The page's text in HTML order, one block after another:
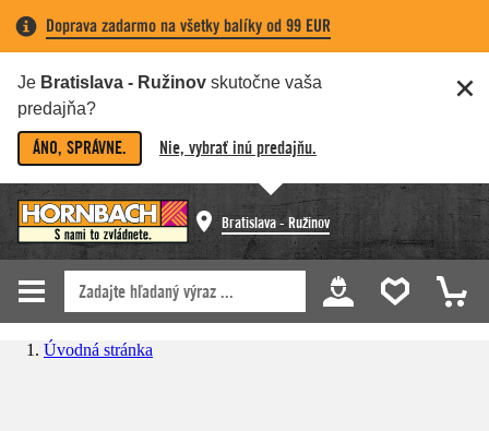
Doprava zadarmo na všetky balíky od 99 EUR
Je Bratislava - Ružinov skutočne vaša
predajňa?
ÁNO, SPRÁVNE. Nie, vybrať inú predajňu.
Bratislava - Ružinov
Úvodná stránka